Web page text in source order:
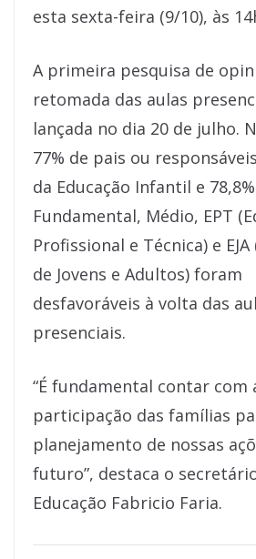
esta sexta-feira (9/10), às
A primeira pesquisa de
retomada das aulas
lançada no dia 20 de julho.
77% de pais ou
da Educação Infantil e
Fundamental, Médio, EPT
Profissional e Técnica) e EJA
de Jovens e Adultos) foram
desfavoráveis à volta das
presenciais.
“É fundamental contar com
participação das famílias
planejamento de nossas
futuro”, destaca o
Educação Fabricio Faria.